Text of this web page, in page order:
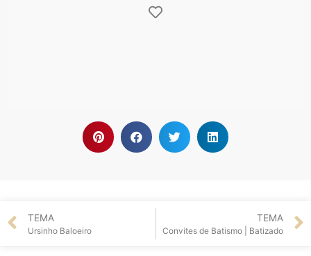
TEMA
Ursinho Baloeiro
TEMA
Convites de Batismo | Batizado